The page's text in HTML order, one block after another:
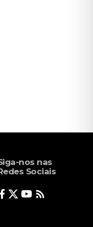
nos nas
Sociais